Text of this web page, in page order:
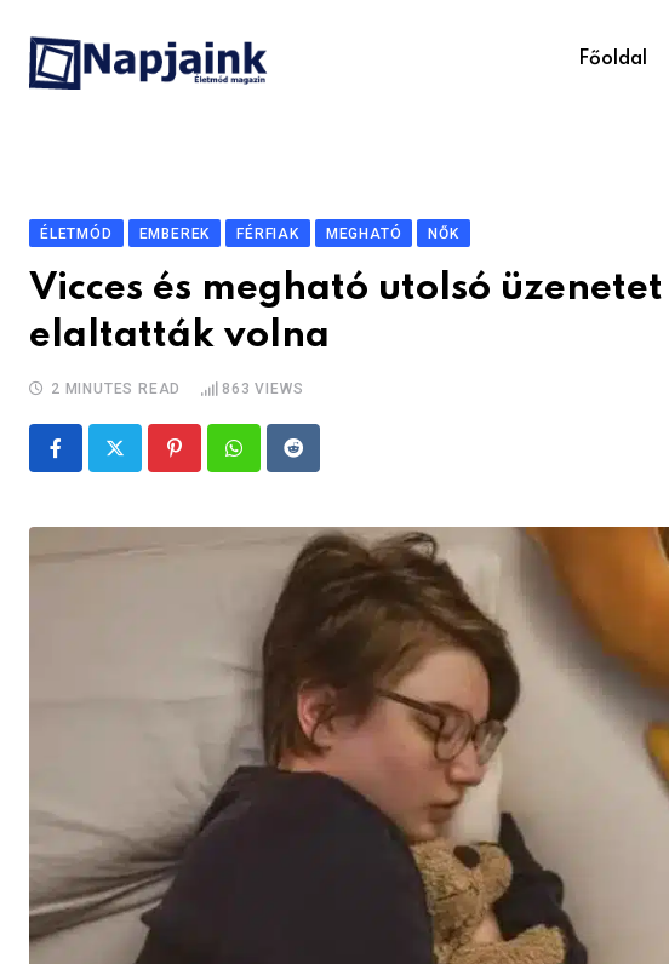
content
Főoldal
ÉLETMÓD EMBEREK FÉRFIAK MEGHATÓ NŐK
Vicces és megható utolsó
elaltatták volna
2 MINUTES READ 863 VIEWS
PinterestWhatsappReddit